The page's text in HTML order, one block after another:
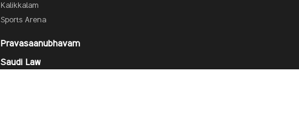
Kalikkalam
Sports Arena
Pravasaanubhavam
Saudi Law